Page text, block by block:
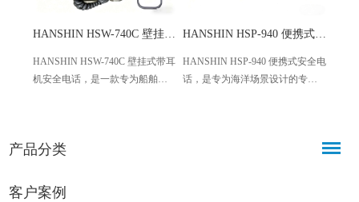
HANSHIN HSW-740C 壁挂式带耳机安全电话 船舶专用
HANSHIN HSW-740C 壁挂式带耳
机安全电话，是一款专为船舶领
点，符合国际船舶标准，为船舶
通信保障。
HANSHIN HSP-940 便携式安全电话 海事专用
HANSHIN HSP-940 便携式安全电
话，是专为海洋场景设计的专业
域，
产品分类
客户案例